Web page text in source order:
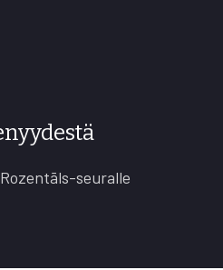
seuralle